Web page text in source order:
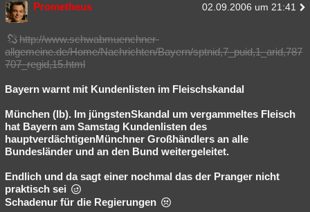
Prometheus 02.09.2006 um 21:41
http://www.schwabmuenchner-
allgemeine.de/Home/Nachrichten/Bayern/sptnid,7_puid,1_arid,787
707_regid,15.html
Bayern warnt mit Kundenlisten im Fleischskandal
München (lb). Im jüngstenSkandal um vergammeltes Fleisch
hat Bayern am Samstag Kundenlisten des
hauptverdächtigenMünchner Großhändlers an alle
Bundesländer und an den Bund weitergeleitet.
Endlich und da sagt einer nochmal das der Pranger nicht
praktisch sei
Schadenur für die Regierungen